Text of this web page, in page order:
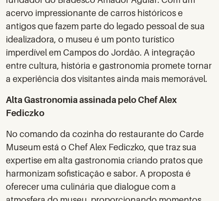
acervo impressionante de carros históricos e
antigos que fazem parte do legado pessoal de sua
idealizadora, o museu é um ponto turístico
imperdível em Campos do Jordão. A integração
entre cultura, história e gastronomia promete tornar
a experiência dos visitantes ainda mais memorável.
Alta Gastronomia assinada pelo Chef Alex
Fediczko
No comando da cozinha do restaurante do Carde
Museum está o Chef Alex Fediczko, que traz sua
expertise em alta gastronomia criando pratos que
harmonizam sofisticação e sabor. A proposta é
oferecer uma culinária que dialogue com a